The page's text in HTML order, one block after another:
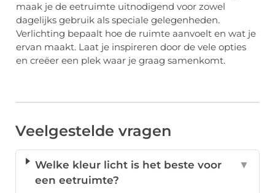
maak je de eetruimte uitnodigend voor zowel
dagelijks gebruik als speciale gelegenheden.
Verlichting bepaalt hoe de ruimte aanvoelt en wat je
ervan maakt. Laat je inspireren door de vele opties
en creëer een plek waar je graag samenkomt.
Veelgestelde vragen
Welke kleur licht is het beste voor
een eetruimte?
▼